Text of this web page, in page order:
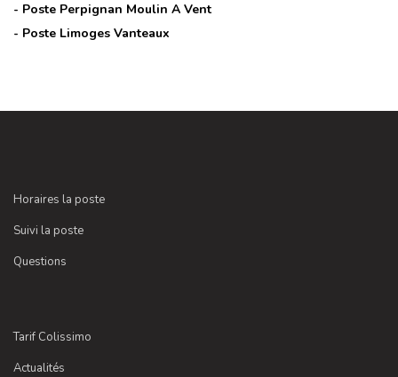
- Poste Perpignan Moulin A Vent
- Poste Limoges Vanteaux
Horaires la poste
Suivi la poste
Questions
Tarif Colissimo
Actualités